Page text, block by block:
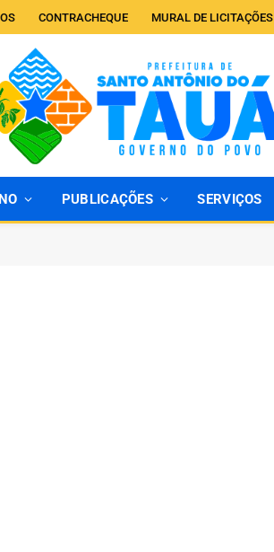
CONTRACHEQUE MURAL DE LICITAÇÕES
PUBLICAÇÕES SERVIÇOS